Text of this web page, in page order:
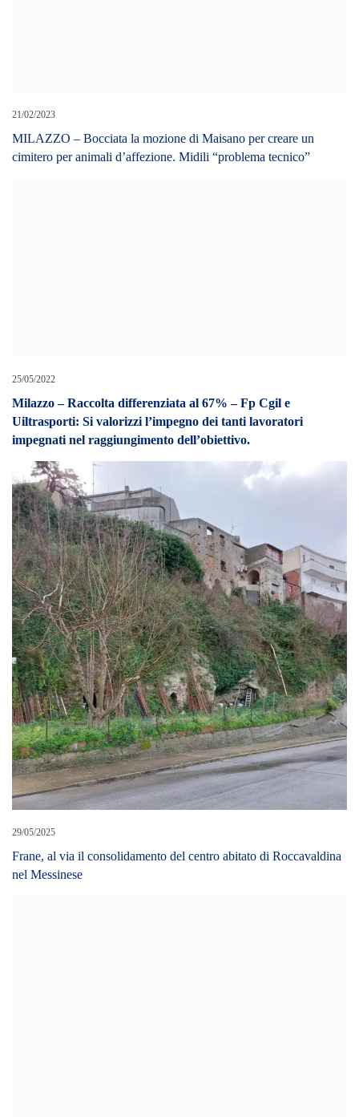
29/05/2025
Frane, al via il consolidamento del centro abitato di Roccavaldina
nel Messinese